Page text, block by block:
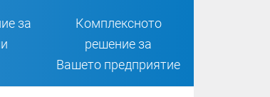
за
Комплексното
решение за
Вашето предприятие